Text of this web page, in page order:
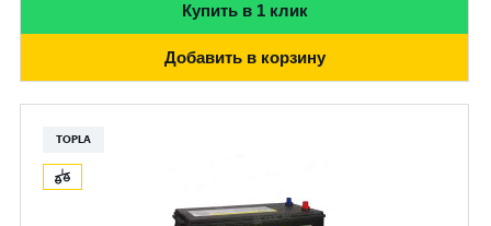
Купить в 1 клик
Добавить в корзину
TOPLA